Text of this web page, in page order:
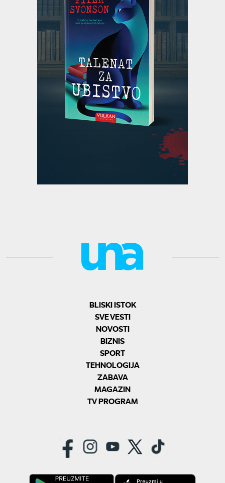
BLISKI ISTOK
SVE VESTI
NOVOSTI
BIZNIS
SPORT
TEHNOLOGIJA
ZABAVA
MAGAZIN
TV PROGRAM